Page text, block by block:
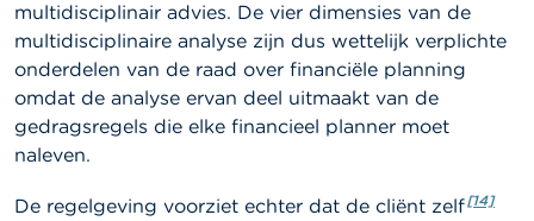
multidisciplinair advies. De vier dimensies van de
multidisciplinaire analyse zijn dus wettelijk verplichte
onderdelen van de raad over financiële planning
omdat de analyse ervan deel uitmaakt van de
gedragsregels die elke financieel planner moet
naleven.
De regelgeving voorziet echter dat de cliënt zelf[14]